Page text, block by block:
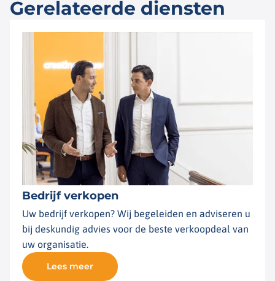
Gerelateerde diensten
Bedrijf verkopen
Uw bedrijf verkopen? Wij begeleiden en adviseren u
bij deskundig advies voor de beste verkoopdeal van
uw organisatie.
Lees meer